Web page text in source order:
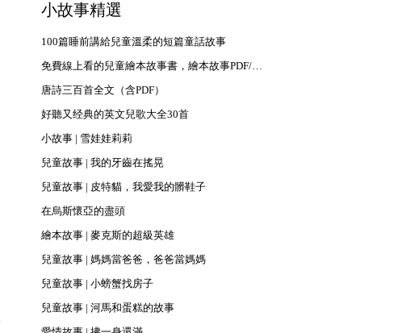
小故事精選
100篇睡前講給兒童溫柔的短篇童話故事
免費線上看的兒童繪本故事書，繪本故事PDF/PPT下載
唐詩三百首全文（含PDF）
好聽又经典的英文兒歌大全30首
小故事 | 雪娃娃莉莉
兒童故事 | 我的牙齒在搖晃
兒童故事 | 皮特貓，我愛我的髒鞋子
在烏斯懷亞的盡頭
繪本故事 | 麥克斯的超級英雄
兒童故事 | 媽媽當爸爸，爸爸當媽媽
兒童故事 | 小螃蟹找房子
兒童故事 | 河馬和蛋糕的故事